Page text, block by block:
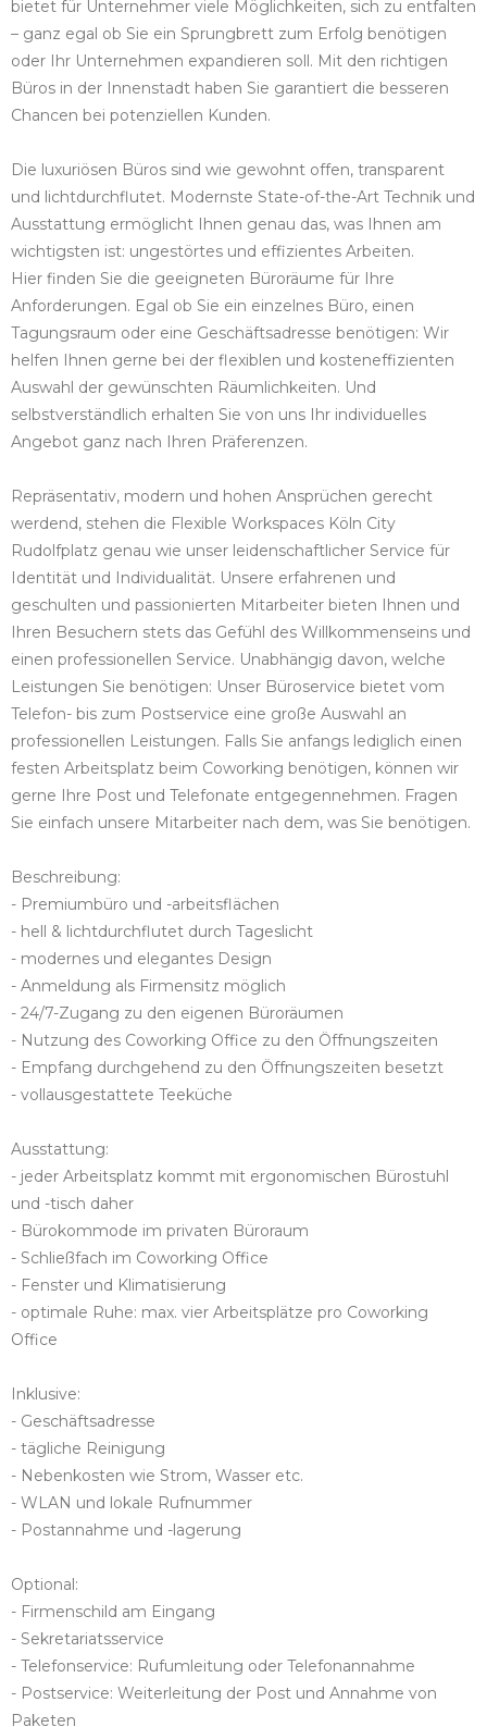
bietet für Unternehmer viele Möglichkeiten, sich zu entfalten
– ganz egal ob Sie ein Sprungbrett zum Erfolg benötigen
oder Ihr Unternehmen expandieren soll. Mit den richtigen
Büros in der Innenstadt haben Sie garantiert die besseren
Chancen bei potenziellen Kunden.
Die luxuriösen Büros sind wie gewohnt offen, transparent
und lichtdurchflutet. Modernste State-of-the-Art Technik und
Ausstattung ermöglicht Ihnen genau das, was Ihnen am
wichtigsten ist: ungestörtes und effizientes Arbeiten.
Hier finden Sie die geeigneten Büroräume für Ihre
Anforderungen. Egal ob Sie ein einzelnes Büro, einen
Tagungsraum oder eine Geschäftsadresse benötigen: Wir
helfen Ihnen gerne bei der flexiblen und kosteneffizienten
Auswahl der gewünschten Räumlichkeiten. Und
selbstverständlich erhalten Sie von uns Ihr individuelles
Angebot ganz nach Ihren Präferenzen.
Repräsentativ, modern und hohen Ansprüchen gerecht
werdend, stehen die Flexible Workspaces Köln City
Rudolfplatz genau wie unser leidenschaftlicher Service für
Identität und Individualität. Unsere erfahrenen und
geschulten und passionierten Mitarbeiter bieten Ihnen und
Ihren Besuchern stets das Gefühl des Willkommenseins und
einen professionellen Service. Unabhängig davon, welche
Leistungen Sie benötigen: Unser Büroservice bietet vom
Telefon- bis zum Postservice eine große Auswahl an
professionellen Leistungen. Falls Sie anfangs lediglich einen
festen Arbeitsplatz beim Coworking benötigen, können wir
gerne Ihre Post und Telefonate entgegennehmen. Fragen
Sie einfach unsere Mitarbeiter nach dem, was Sie benötigen.
Beschreibung:
- Premiumbüro und -arbeitsflächen
- hell & lichtdurchflutet durch Tageslicht
- modernes und elegantes Design
- Anmeldung als Firmensitz möglich
- 24/7-Zugang zu den eigenen Büroräumen
- Nutzung des Coworking Office zu den Öffnungszeiten
- Empfang durchgehend zu den Öffnungszeiten besetzt
- vollausgestattete Teeküche
Ausstattung:
- jeder Arbeitsplatz kommt mit ergonomischen Bürostuhl
und -tisch daher
- Bürokommode im privaten Büroraum
- Schließfach im Coworking Office
- Fenster und Klimatisierung
- optimale Ruhe: max. vier Arbeitsplätze pro Coworking
Office
Inklusive:
- Geschäftsadresse
- tägliche Reinigung
- Nebenkosten wie Strom, Wasser etc.
- WLAN und lokale Rufnummer
- Postannahme und -lagerung
Optional:
- Firmenschild am Eingang
- Sekretariatsservice
- Telefonservice: Rufumleitung oder Telefonannahme
- Postservice: Weiterleitung der Post und Annahme von
Paketen